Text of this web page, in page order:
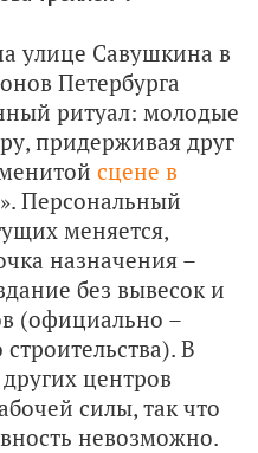
улице Савушкина в
Петербурга
ритуал: молодые
придерживая друг
сцене в
Персональный
меняется,
назначения –
без вывесок и
(официально –
В
центров
силы, так что
невозможно.